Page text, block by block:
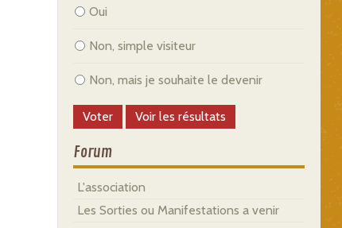
Oui
Non, simple visiteur
Non, mais je souhaite le devenir
Forum
L'association
Les Sorties ou Manifestations a venir